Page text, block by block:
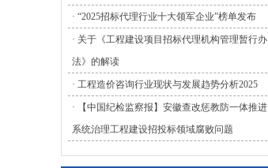
· “2025招标代理行业十大领军企业”榜单发布
· 关于《工程建设项目招标代理机构管理暂行办
法》的解读
· 工程造价咨询行业现状与发展趋势分析2025
· 【中国纪检监察报】安徽查改惩教防一体推进
系统治理工程建设招投标领域腐败问题